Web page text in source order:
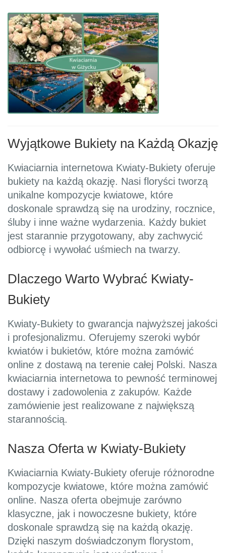
Wyjątkowe Bukiety na Każdą Okazję
Kwiaciarnia internetowa Kwiaty-Bukiety oferuje
bukiety na każdą okazję. Nasi floryści tworzą
unikalne kompozycje kwiatowe, które
doskonale sprawdzą się na urodziny, rocznice,
śluby i inne ważne wydarzenia. Każdy bukiet
jest starannie przygotowany, aby zachwycić
odbiorcę i wywołać uśmiech na twarzy.
Dlaczego Warto Wybrać Kwiaty-
Bukiety
Kwiaty-Bukiety to gwarancja najwyższej jakości
i profesjonalizmu. Oferujemy szeroki wybór
kwiatów i bukietów, które można zamówić
online z dostawą na terenie całej Polski. Nasza
kwiaciarnia internetowa to pewność terminowej
dostawy i zadowolenia z zakupów. Każde
zamówienie jest realizowane z największą
starannością.
Nasza Oferta w Kwiaty-Bukiety
Kwiaciarnia Kwiaty-Bukiety oferuje różnorodne
kompozycje kwiatowe, które można zamówić
online. Nasza oferta obejmuje zarówno
klasyczne, jak i nowoczesne bukiety, które
doskonale sprawdzą się na każdą okazję.
Dzięki naszym doświadczonym florystom,